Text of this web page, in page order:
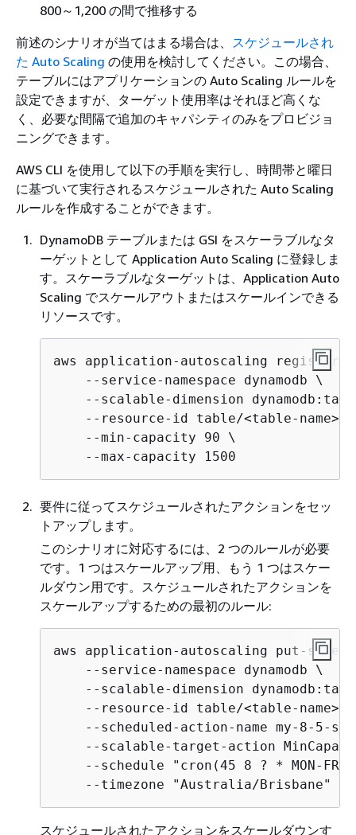
800～1,200 の間で推移する
前述のシナリオが当てはまる場合は、 スケジュールされ
た Auto Scaling の使用を検討してください。この場合、
テーブルにはアプリケーションの Auto Scaling ルールを
設定できますが、ターゲット使用率はそれほど高くな
く、必要な間隔で追加のキャパシティのみをプロビジョ
ニングできます。
AWS CLI を使用して以下の手順を実行し、時間帯と曜日
に基づいて実行されるスケジュールされた Auto Scaling
ルールを作成することができます。
DynamoDB テーブルまたは GSI をスケーラブルなタ
ーゲットとして Application Auto Scaling に登録しま
す。スケーラブルなターゲットは、Application Auto
Scaling でスケールアウトまたはスケールインできる
リソースです。
aws application-autoscaling
    --service-namespace dynamodb \
--scalable-dimension
    --resource-id table/<table-name> \
    --min-capacity 90 \
    --max-capacity 1500
要件に従ってスケジュールされたアクションをセッ
トアップします。
このシナリオに対応するには、2 つのルールが必要
です。1 つはスケールアップ用、もう 1 つはスケー
ルダウン用です。スケジュールされたアクションを
スケールアップするための最初のルール:
aws application-autoscaling put-
    --service-namespace dynamodb \
--scalable-dimension
    --resource-id table/<table-name> \
--scheduled-action-name my-8-5-
--scalable-target-action
--schedule "cron(45 8 ? * MON-FRI
    --timezone "Australia/Brisbane"
スケジュールされたアクションをスケールダウンす